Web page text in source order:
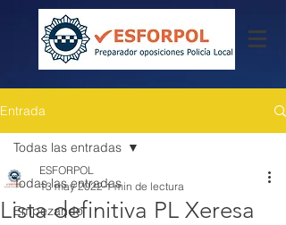
Entrada
Todas las entradas
Empezando
Todas las entradas
Lista definitiva PL Xeresa
ESFORPOL
13 may 2022 1 min de lectura